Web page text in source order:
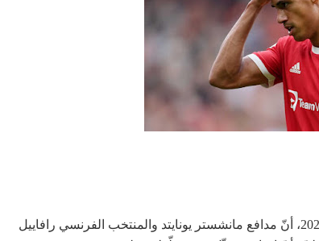
كشفت صحيفة "ليكيب" الفرنسية اليوم الأحد 23 أكتوبر 2022، أنّ مدافع مانشستر يونايتد والمنتخب الفرنسي رافاييل